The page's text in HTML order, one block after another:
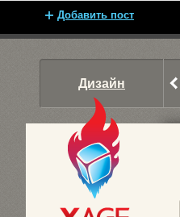
Добавить пост
Дизайн